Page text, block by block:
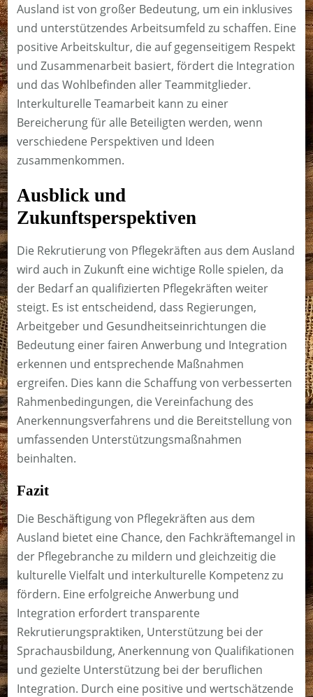
Ausland ist von großer Bedeutung, um ein inklusives
und unterstützendes Arbeitsumfeld zu schaffen. Eine
positive Arbeitskultur, die auf gegenseitigem Respekt
und Zusammenarbeit basiert, fördert die Integration
und das Wohlbefinden aller Teammitglieder.
Interkulturelle Teamarbeit kann zu einer
Bereicherung für alle Beteiligten werden, wenn
verschiedene Perspektiven und Ideen
zusammenkommen.
Ausblick und
Zukunftsperspektiven
Die Rekrutierung von Pflegekräften aus dem Ausland
wird auch in Zukunft eine wichtige Rolle spielen, da
der Bedarf an qualifizierten Pflegekräften weiter
steigt. Es ist entscheidend, dass Regierungen,
Arbeitgeber und Gesundheitseinrichtungen die
Bedeutung einer fairen Anwerbung und Integration
erkennen und entsprechende Maßnahmen
ergreifen. Dies kann die Schaffung von verbesserten
Rahmenbedingungen, die Vereinfachung des
Anerkennungsverfahrens und die Bereitstellung von
umfassenden Unterstützungsmaßnahmen
beinhalten.
Fazit
Die Beschäftigung von Pflegekräften aus dem
Ausland bietet eine Chance, den Fachkräftemangel in
der Pflegebranche zu mildern und gleichzeitig die
kulturelle Vielfalt und interkulturelle Kompetenz zu
fördern. Eine erfolgreiche Anwerbung und
Integration erfordert transparente
Rekrutierungspraktiken, Unterstützung bei der
Sprachausbildung, Anerkennung von Qualifikationen
und gezielte Unterstützung bei der beruflichen
Integration. Durch eine positive und wertschätzende